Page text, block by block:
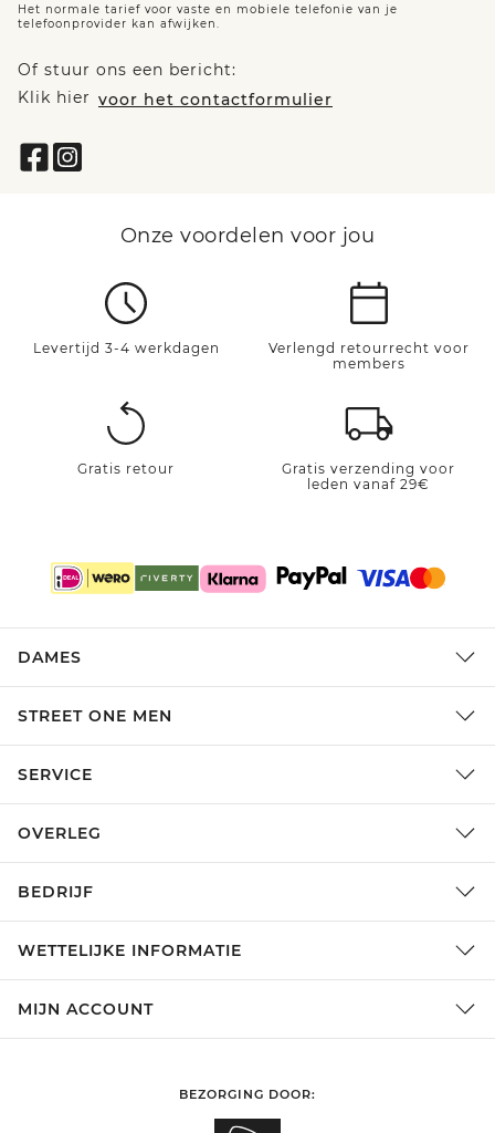
Het normale tarief voor vaste en mobiele telefonie van je
telefoonprovider kan afwijken.
Of stuur ons een bericht:
Klik hier voor het contactformulier
Onze voordelen voor jou
Levertijd 3-4 werkdagen
Verlengd retourrecht voor
members
Gratis retour
Gratis verzending voor
leden vanaf 29€
DAMES
STREET ONE MEN
SERVICE
OVERLEG
BEDRIJF
WETTELIJKE INFORMATIE
MIJN ACCOUNT
BEZORGING DOOR: